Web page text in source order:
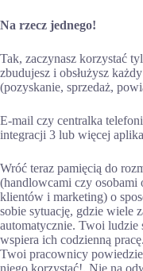
Na rzecz jednego!
Tak, zaczynasz korzystać
zbudujesz i obsłużysz
(pozyskanie, sprzedaż,
E-mail czy centralka
integracji 3 lub więcej
Wróć teraz pamięcią do
(handlowcami czy
klientów i marketing) o
sobie sytuację, gdzie wiele
automatycznie. Twoi ludzie
wspiera ich codzienną
Twoi pracownicy